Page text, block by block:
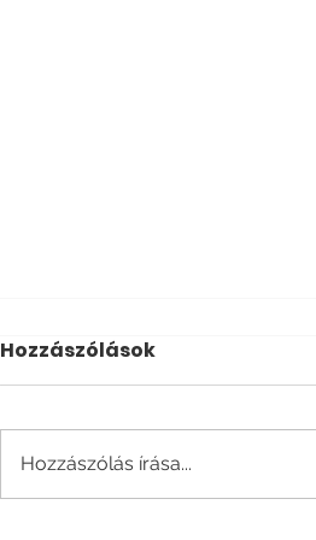
Hozzászólások
Hozzászólás írása...